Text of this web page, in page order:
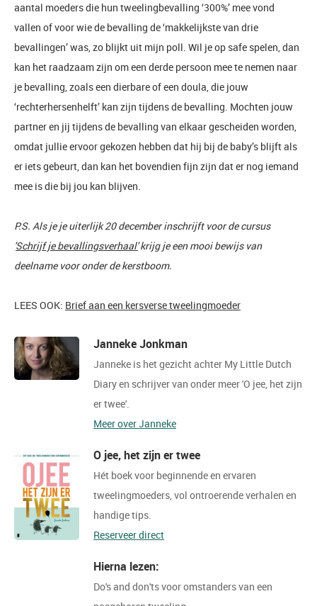
aantal moeders die hun tweelingbevalling ‘300%’ mee vond
vallen of voor wie de bevalling de ‘makkelijkste van drie
bevallingen’ was, zo blijkt uit mijn poll. Wil je op safe spelen, dan
kan het raadzaam zijn om een derde persoon mee te nemen naar
je bevalling, zoals een dierbare of een doula, die jouw
‘rechterhersenhelft’ kan zijn tijdens de bevalling. Mochten jouw
partner en jij tijdens de bevalling van elkaar gescheiden worden,
omdat jullie ervoor gekozen hebben dat hij bij de baby’s blijft als
er iets gebeurt, dan kan het bovendien fijn zijn dat er nog iemand
mee is die bij jou kan blijven.
P.S. Als je je uiterlijk 20 december inschrijft voor de cursus
Schrijf je bevallingsverhaal'krijg je een mooi bewijs van
deelname voor onder de kerstboom.
LEES OOK: Brief aan een kersverse tweelingmoeder
Janneke Jonkman
Janneke is het gezicht achter My Little Dutch
Diary en schrijver van onder meer 'O jee, het zijn
er twee'.
Meer over Janneke
O jee, het zijn er twee
Hét boek voor beginnende en ervaren
tweelingmoeders, vol ontroerende verhalen en
handige tips.
Reserveer direct
Hierna lezen:
Do's and don'ts voor omstanders van een